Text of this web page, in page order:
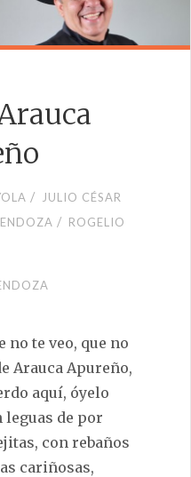
/
JULIO CÉSAR
/ ROGELIO
no te veo, que no
Arauca Apureño,
aquí, óyelo
leguas de por
con rebaños
cariñosas,